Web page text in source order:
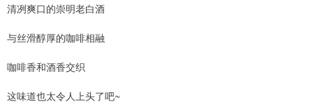
清冽爽口的崇明老白酒
与丝滑醇厚的咖啡相融
咖啡香和酒香交织
这味道也太令人上头了吧~